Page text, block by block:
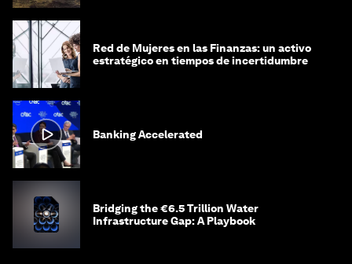
Red de Mujeres en las Finanzas: un activo
estratégico en tiempos de incertidumbre
Banking Accelerated
Bridging the €6.5 Trillion Water
Infrastructure Gap: A Playbook